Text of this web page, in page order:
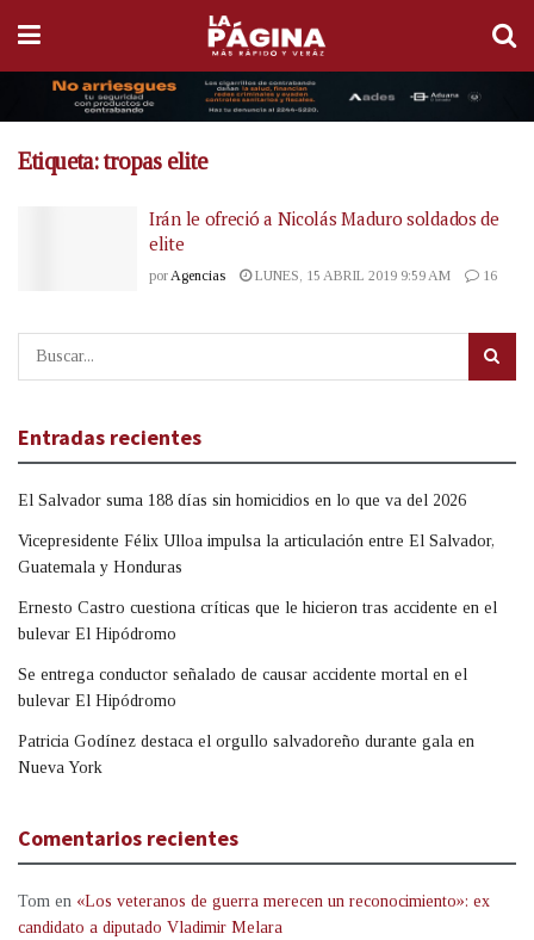
Etiqueta:tropas elite
Irán le ofreció a Nicolás Maduro soldados de
elite
por Agencias LUNES, 15 ABRIL 2019 9:59 AM 16
Entradas recientes
El Salvador suma 188 días sin homicidios en lo que va del 2026
Vicepresidente Félix Ulloa impulsa la articulación entre El Salvador,
Guatemala y Honduras
Ernesto Castro cuestiona críticas que le hicieron tras accidente en el
bulevar El Hipódromo
Se entrega conductor señalado de causar accidente mortal en el
bulevar El Hipódromo
Patricia Godínez destaca el orgullo salvadoreño durante gala en
Nueva York
Comentarios recientes
Tom en «Los veteranos de guerra merecen un reconocimiento»: ex
candidato a diputado Vladimir Melara